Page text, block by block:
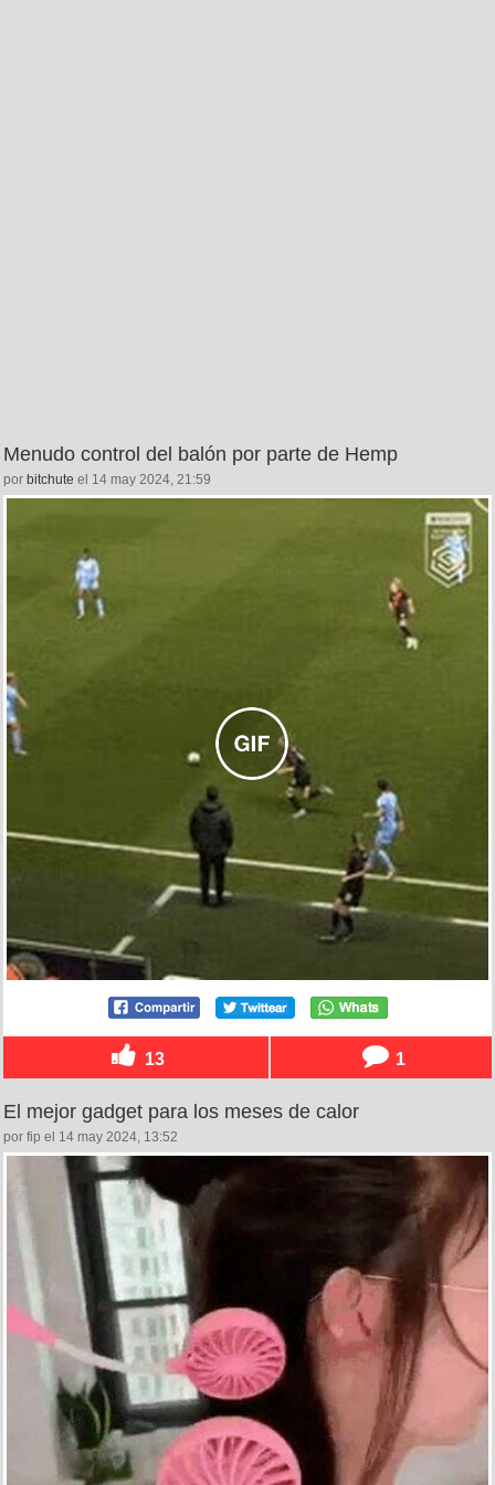
Menudo control del balón por parte de Hemp
por bitchute el 14 may 2024, 21:59
13 1
El mejor gadget para los meses de calor
por fip el 14 may 2024, 13:52